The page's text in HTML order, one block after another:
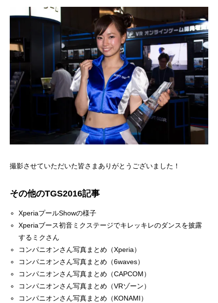
撮影させていただいた皆さまありがとうございました！
その他のTGS2016記事
XperiaプールShowの様子
Xperiaブース初音ミクステージでキレッキレのダンスを披露
するミクさん
コンパニオンさん写真まとめ（Xperia）
コンパニオンさん写真まとめ（6waves）
コンパニオンさん写真まとめ（CAPCOM）
コンパニオンさん写真まとめ（VRゾーン）
コンパニオンさん写真まとめ（KONAMI）